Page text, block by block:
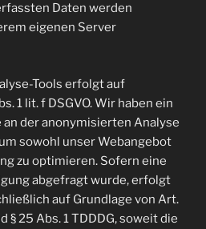
Daten werden
eigenen Server
Tools erfolgt auf
1 lit. f DSGVO. Wir haben ein
der anonymisierten Analyse
sowohl unser Webangebot
zu optimieren. Sofern eine
abgefragt wurde, erfolgt
auf Grundlage von Art.
§ 25 Abs. 1 TDDDG, soweit die